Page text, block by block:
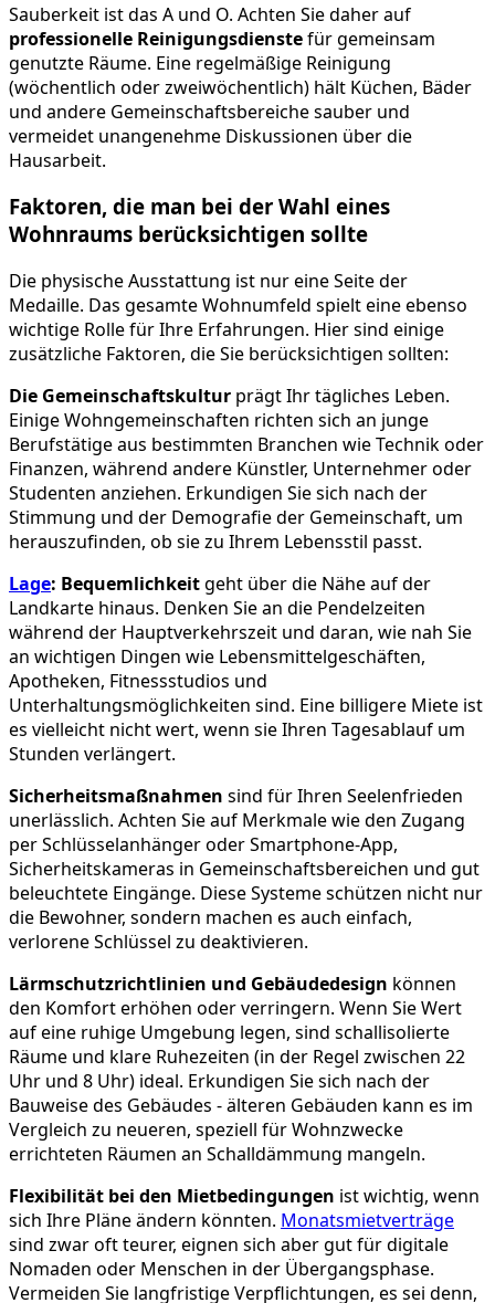
Sauberkeit ist das A und O. Achten Sie daher auf
professionelle Reinigungsdienstefür gemeinsam
genutzte Räume. Eine regelmäßige Reinigung
(wöchentlich oder zweiwöchentlich) hält Küchen, Bäder
und andere Gemeinschaftsbereiche sauber und
vermeidet unangenehme Diskussionen über die
Hausarbeit.
Faktoren, die man bei der Wahl eines
Wohnraums berücksichtigen sollte
Die physische Ausstattung ist nur eine Seite der
Medaille. Das gesamte Wohnumfeld spielt eine ebenso
wichtige Rolle für Ihre Erfahrungen. Hier sind einige
zusätzliche Faktoren, die Sie berücksichtigen sollten:
Die Gemeinschaftskultur prägt Ihr tägliches Leben.
Einige Wohngemeinschaften richten sich an junge
Berufstätige aus bestimmten Branchen wie Technik oder
Finanzen, während andere Künstler, Unternehmer oder
Studenten anziehen. Erkundigen Sie sich nach der
Stimmung und der Demografie der Gemeinschaft, um
herauszufinden, ob sie zu Ihrem Lebensstil passt.
Lage: Bequemlichkeitgeht über die Nähe auf der
Landkarte hinaus. Denken Sie an die Pendelzeiten
während der Hauptverkehrszeit und daran, wie nah Sie
an wichtigen Dingen wie Lebensmittelgeschäften,
Apotheken, Fitnessstudios und
Unterhaltungsmöglichkeiten sind. Eine billigere Miete ist
es vielleicht nicht wert, wenn sie Ihren Tagesablauf um
Stunden verlängert.
Sicherheitsmaßnahmen sind für Ihren Seelenfrieden
unerlässlich. Achten Sie auf Merkmale wie den Zugang
per Schlüsselanhänger oder Smartphone-App,
Sicherheitskameras in Gemeinschaftsbereichen und gut
beleuchtete Eingänge. Diese Systeme schützen nicht nur
die Bewohner, sondern machen es auch einfach,
verlorene Schlüssel zu deaktivieren.
Lärmschutzrichtlinien und Gebäudedesign können
den Komfort erhöhen oder verringern. Wenn Sie Wert
auf eine ruhige Umgebung legen, sind schallisolierte
Räume und klare Ruhezeiten (in der Regel zwischen 22
Uhr und 8 Uhr) ideal. Erkundigen Sie sich nach der
Bauweise des Gebäudes - älteren Gebäuden kann es im
Vergleich zu neueren, speziell für Wohnzwecke
errichteten Räumen an Schalldämmung mangeln.
Flexibilität bei den Mietbedingungen ist wichtig, wenn
sich Ihre Pläne ändern könnten. Monatsmietverträge
sind zwar oft teurer, eignen sich aber gut für digitale
Nomaden oder Menschen in der Übergangsphase.
Vermeiden Sie langfristige Verpflichtungen, es sei denn,